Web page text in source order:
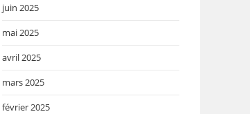
juin 2025
mai 2025
avril 2025
mars 2025
février 2025